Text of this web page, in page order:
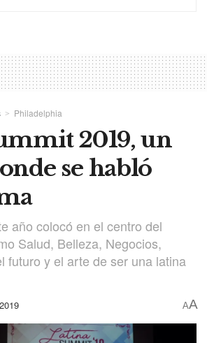
Philadelphia
2019, un
se habló
año colocó en el centro del
Salud, Belleza, Negocios,
futuro y el arte de ser una latina
AA